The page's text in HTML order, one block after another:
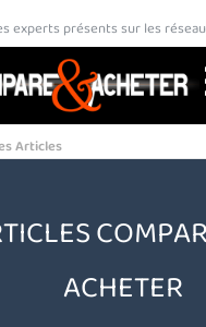
experts présents sur les
Articles
ACHETER